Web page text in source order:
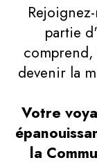
partie
comprend,
devenir la
Votre
la